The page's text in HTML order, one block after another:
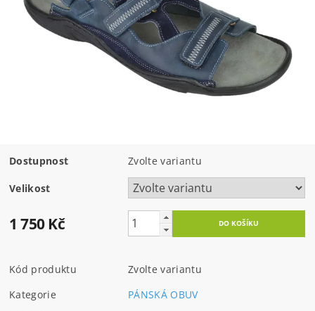
Dostupnost Zvolte variantu
Velikost
1 750 Kč
Kód produktu
Zvolte variantu
Kategorie
PÁNSKÁ OBUV